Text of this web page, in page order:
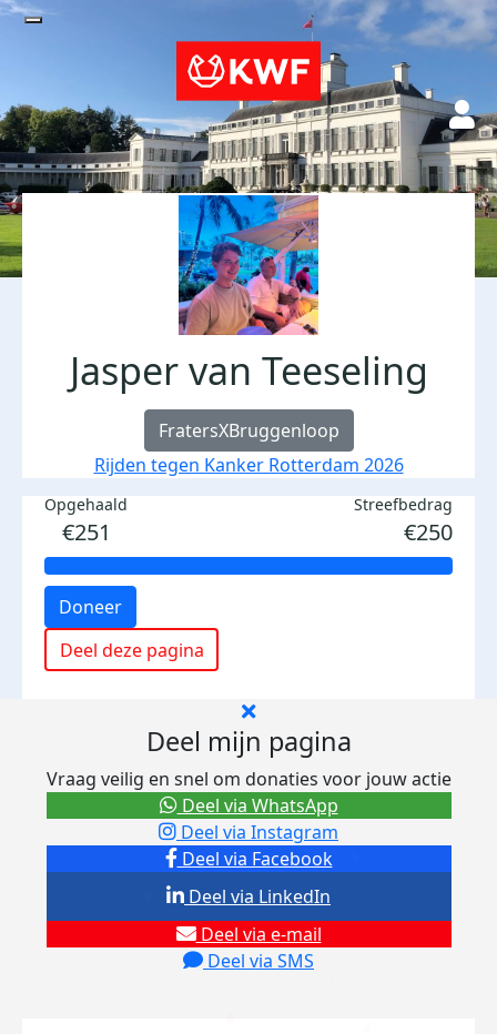
Jasper van Teeseling
FratersXBruggenloop
Rijden tegen Kanker Rotterdam 2026
Opgehaald
€251
Streefbedrag
€250
Doneer
Deel deze pagina
Deel mijn pagina
Vraag veilig en snel om donaties voor jouw actie
Deel via Facebook
Deel via Instagram
Deel via e-mail
Deel via SMS
Deel via LinkedIn
Deel via WhatsApp